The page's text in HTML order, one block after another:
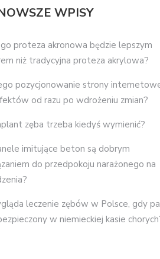
WPISY
proteza akronowa będzie lepszym
niż tradycyjna proteza akrylowa?
pozycjonowanie strony
od razu po wdrożeniu zmian?
zęba trzeba kiedyś wymienić?
imitujące beton są dobrym
do przedpokoju narażonego na
leczenie zębów w Polsce, gdy
w niemieckiej kasie